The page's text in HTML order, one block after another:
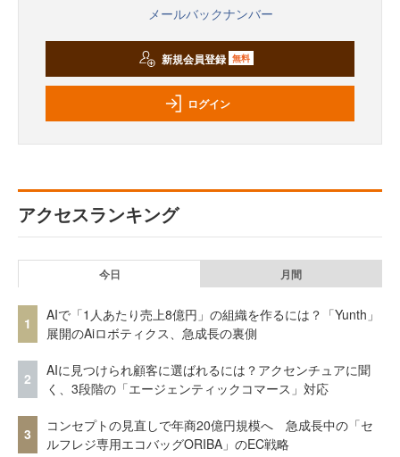
メールバックナンバー
新規会員登録 無料
ログイン
アクセスランキング
今日 月間
1
AIで「1人あたり売上8億円」の組織を作るには？「Yunth」
展開のAiロボティクス、急成長の裏側
2
AIに見つけられ顧客に選ばれるには？アクセンチュアに聞
く、3段階の「エージェンティックコマース」対応
3
コンセプトの見直しで年商20億円規模へ 急成長中の「セ
ルフレジ専用エコバッグORIBA」のEC戦略